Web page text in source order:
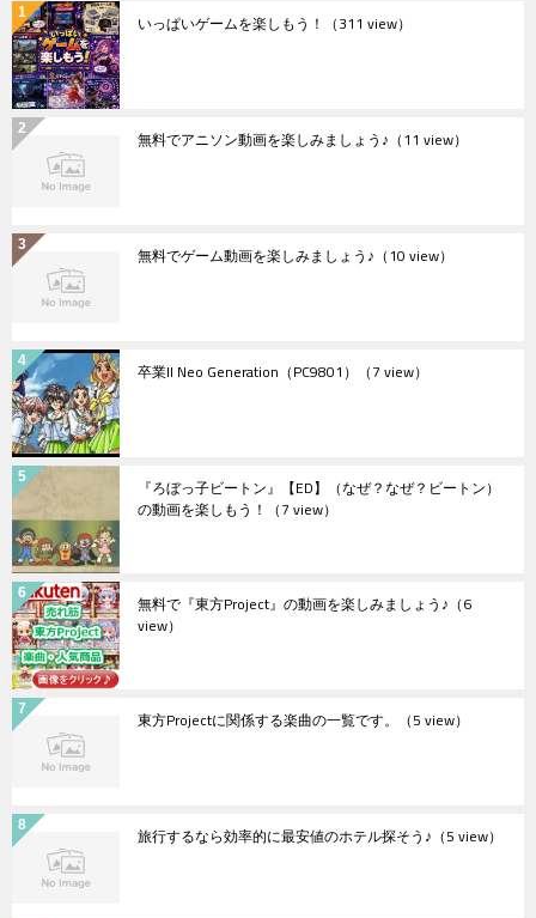
いっぱいゲームを楽しもう！ （311 view）
無料でアニソン動画を楽しみましょう♪ （11 view）
無料でゲーム動画を楽しみましょう♪ （10 view）
卒業II Neo Generation（PC9801） （7 view）
『ろぼっ子ビートン』【ED】（なぜ？なぜ？ビートン）
の動画を楽しもう！ （7 view）
無料で『東方Project』の動画を楽しみましょう♪ （6
view）
東方Projectに関係する楽曲の一覧です。 （5 view）
旅行するなら効率的に最安値のホテル探そう♪ （5 view）